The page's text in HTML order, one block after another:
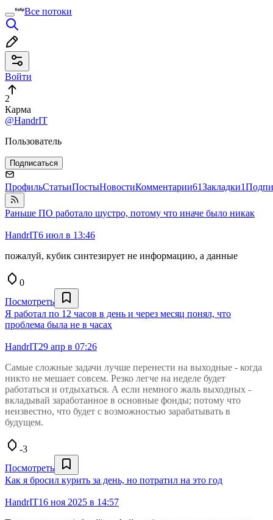
Все потоки
Войти
2
Карма
@HandrIT
Пользователь
Подписаться
ПрофильСтатьиПостыНовостиКомментарии61Закладки1
Раньше ПО работало шустро, потому что иначе было никак
HandrIT6 июл в 13:46
пожалуй, кубик синтезирует не информацию, а данные
0
Посмотреть
Я работал по 12 часов в день и через месяц понял, что
проблема была не в часах
HandrIT29 апр в 07:26
Самые сложные задачи лучше перенести на выходные - когда
никто не мешает совсем. Резко легче на неделе будет
работаться и отдыхаться. А если немного жаль выходных -
вкладывай заработанное в основные фонды; потому что
неизвестно, что будет с возможностью зарабатывать в
будущем.
-3
Посмотреть
Как я бросил курить за день, но потратил на это год
HandrIT16 ноя 2025 в 14:57